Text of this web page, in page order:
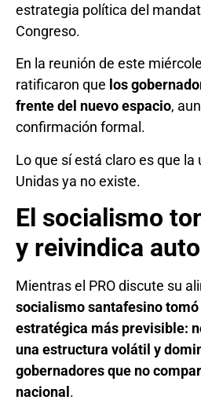
estrategia política del
Congreso.
En la reunión de este
ratificaron que los
frente del nuevo espacio,
confirmación formal.
Lo que sí está claro es que
Unidas ya no existe.
El socialismo
y reivindica
Mientras el PRO discute su
socialismo santafesino
estratégica más previsible:
una estructura volátil y
gobernadores que no
nacional .